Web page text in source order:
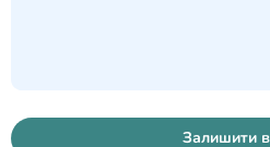
Залишити